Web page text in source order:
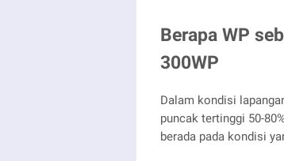
Berapa WP
300WP
Dalam kondisi
puncak tertinggi 50-
berada pada kondisi